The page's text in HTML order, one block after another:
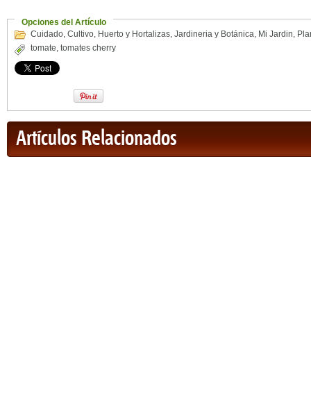
Opciones del Artículo
Cuidado Cultivo Huerto y Hortalizas Jardineria y Botánica Mi Jardin
tomate tomates cherry
Artículos Relacionados